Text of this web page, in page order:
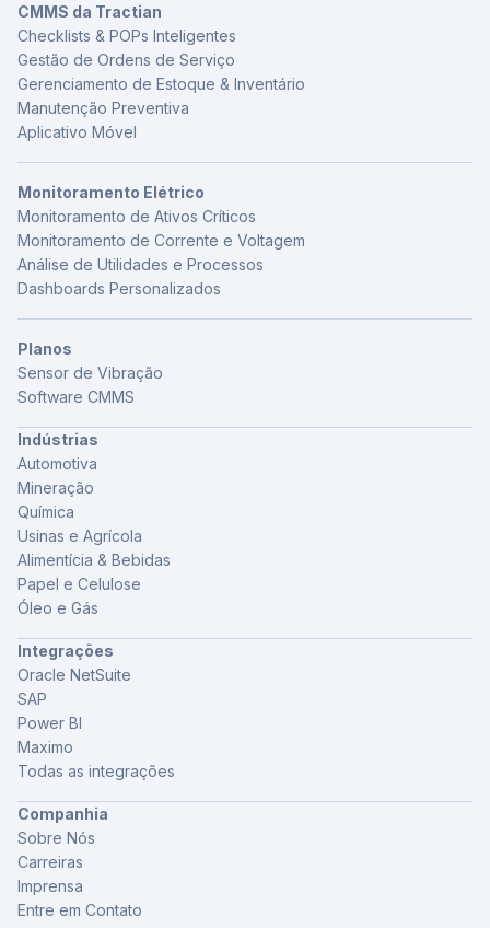
CMMS da Tractian
Checklists & POPs Inteligentes
Gestão de Ordens de Serviço
Gerenciamento de Estoque & Inventário
Manutenção Preventiva
Aplicativo Móvel
Monitoramento Elétrico
Monitoramento de Ativos Críticos
Monitoramento de Corrente e Voltagem
Análise de Utilidades e Processos
Dashboards Personalizados
Planos
Sensor de Vibração
Software CMMS
Indústrias
Automotiva
Mineração
Química
Usinas e Agrícola
Alimentícia & Bebidas
Papel e Celulose
Óleo e Gás
Integrações
Oracle NetSuite
SAP
Power BI
Maximo
Todas as integrações
Companhia
Sobre Nós
Carreiras
Imprensa
Entre em Contato